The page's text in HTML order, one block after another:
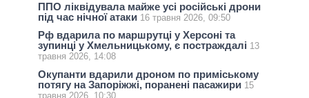
ППО ліквідувала майже усі російські дрони
під час нічної атаки 16 травня 2026, 09:50
Рф вдарила по маршрутці у Херсоні та
зупинці у Хмельницькому, є постраждалі 13
травня 2026, 14:08
Окупанти вдарили дроном по приміському
потягу на Запоріжжі, поранені пасажири 15
травня 2026, 10:30